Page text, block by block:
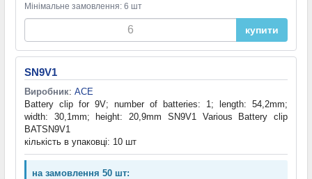
Мінімальне замовлення: 6 шт
купити
SN9V1
Виробник: ACE
Battery clip for 9V; number of batteries: 1; length: 54,2mm;
width: 30,1mm; height: 20,9mm SN9V1 Various Battery clip
BATSN9V1
кількість в упаковці: 10 шт
на замовлення 50 шт: